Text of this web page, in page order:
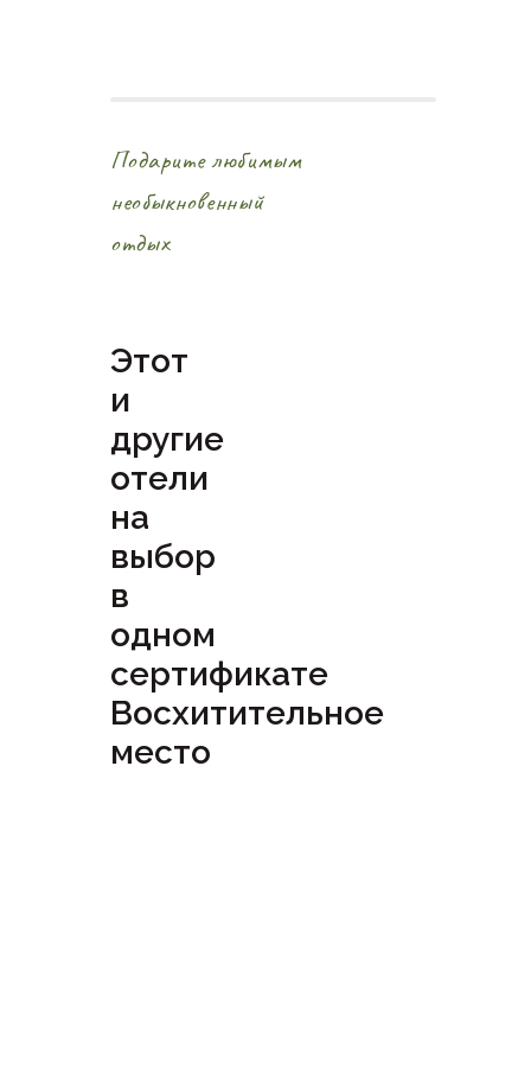
Подарите любимым
необыкновенный
отдых
Этот
и
другие
отели
на
выбор
в
одном
сертификате
Восхитительное
место